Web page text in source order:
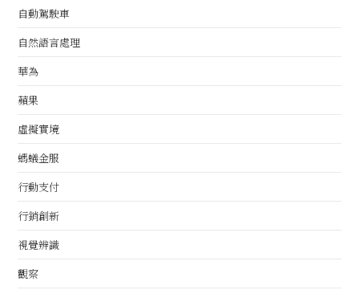
自動駕駛車
自然語言處理
華為
蘋果
虛擬實境
螞蟻金服
行動支付
行銷創新
視覺辨識
觀察